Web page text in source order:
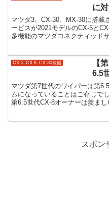
に
マツダ3、CX-30、MX-30に搭載
ービスが2021モデルのCX-5と
多機能のマツダコネクティッド
CX-5_CX-8_CX-30装備
【
6.5
マツダ第7世代のワイパーは第
ムになっていることはご存じで
第6.5世代CX-8オーナーは羨ま
スポン